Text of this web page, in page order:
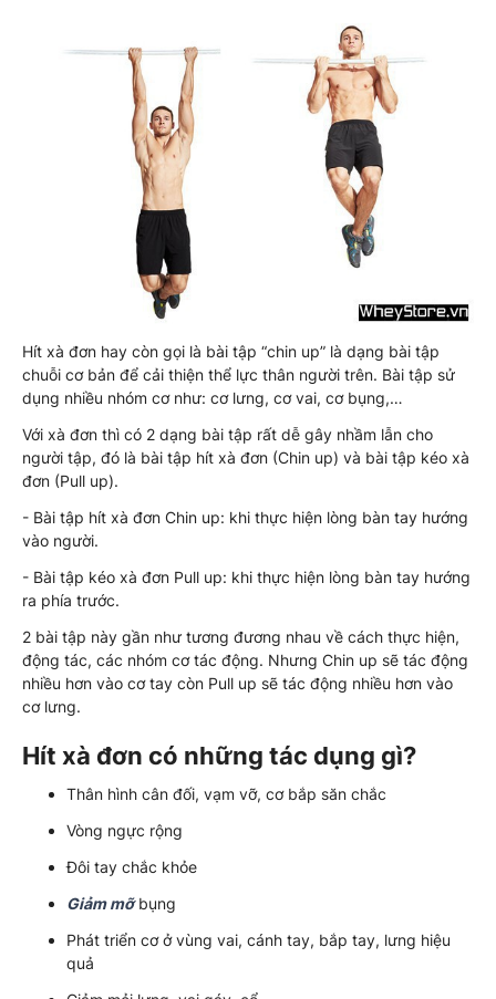
Hít xà đơn hay còn gọi là bài tập “chin up” là dạng bài tập
chuỗi cơ bản để cải thiện thể lực thân người trên. Bài tập sử
dụng nhiều nhóm cơ như: cơ lưng, cơ vai, cơ bụng,…
Với xà đơn thì có 2 dạng bài tập rất dễ gây nhầm lẫn cho
người tập, đó là bài tập hít xà đơn (Chin up) và bài tập kéo xà
đơn (Pull up).
- Bài tập hít xà đơn Chin up: khi thực hiện lòng bàn tay hướng
vào người.
- Bài tập kéo xà đơn Pull up: khi thực hiện lòng bàn tay hướng
ra phía trước.
2 bài tập này gần như tương đương nhau về cách thực hiện,
động tác, các nhóm cơ tác động. Nhưng Chin up sẽ tác động
nhiều hơn vào cơ tay còn Pull up sẽ tác động nhiều hơn vào
cơ lưng.
Hít xà đơn có những tác dụng gì?
Thân hình cân đối, vạm vỡ, cơ bắp săn chắc
Vòng ngực rộng
Đôi tay chắc khỏe
Giảm mỡbụng
Phát triển cơ ở vùng vai, cánh tay, bắp tay, lưng hiệu
quả